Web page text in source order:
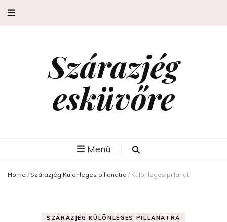
Szárazjég
esküvőre
Menü
Home / Szárazjég Különleges pillanatra / Különleges pillanat
SZÁRAZJÉG KÜLÖNLEGES PILLANATRA